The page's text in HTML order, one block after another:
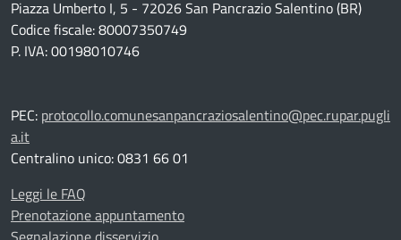
Piazza Umberto I, 5 - 72026 San Pancrazio Salentino (BR)
Codice fiscale: 80007350749
P. IVA: 00198010746
PEC: protocollo.comunesanpancraziosalentino@pec.rupar.pugli
a.it
Centralino unico: 0831 66 01
Leggi le FAQ
Prenotazione appuntamento